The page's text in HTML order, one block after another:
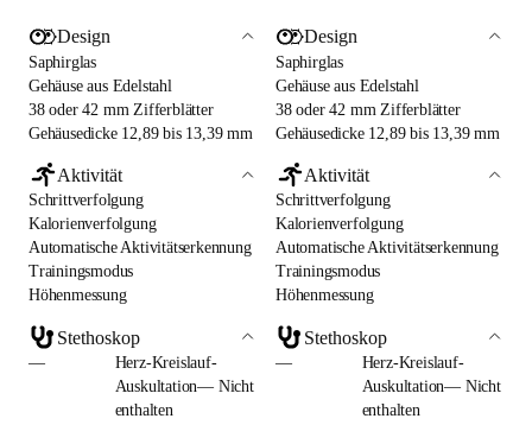
Design
Saphirglas
Gehäuse aus Edelstahl
38 oder 42 mm Zifferblätter
Gehäusedicke 12,89 bis 13,39 mm
Aktivität
Schrittverfolgung
Kalorienverfolgung
Automatische Aktivitätserkennung
Trainingsmodus
Höhenmessung
Stethoskop
—
Herz-Kreislauf-
Auskultation— Nicht
enthalten
Design
Saphirglas
Gehäuse aus Edelstahl
38 oder 42 mm Zifferblätter
Gehäusedicke 12,89 bis 13,39 mm
Aktivität
Schrittverfolgung
Kalorienverfolgung
Automatische Aktivitätserkennung
Trainingsmodus
Höhenmessung
Stethoskop
—
Herz-Kreislauf-
Auskultation— Nicht
enthalten